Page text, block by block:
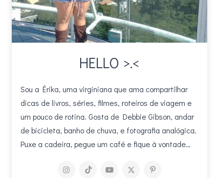
HELLO >.<
Sou a Érika, uma virginiana que ama compartilhar
dicas de livros, séries, filmes, roteiros de viagem e
um pouco de rotina. Gosta de Debbie Gibson, andar
de bicicleta, banho de chuva, e fotografia analógica.
Puxe a cadeira, pegue um café e fique à vontade…